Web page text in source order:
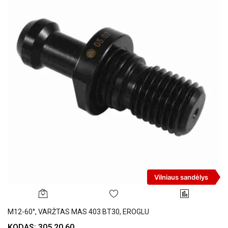
Vilniaus sandėlys
M12-60°, VARŽTAS MAS 403 BT30, EROGLU